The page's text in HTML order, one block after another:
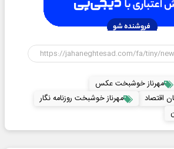
مهرناز خوشبخت عکس
اقتصاد
مهرناز خوشبخت روزنامه نگار